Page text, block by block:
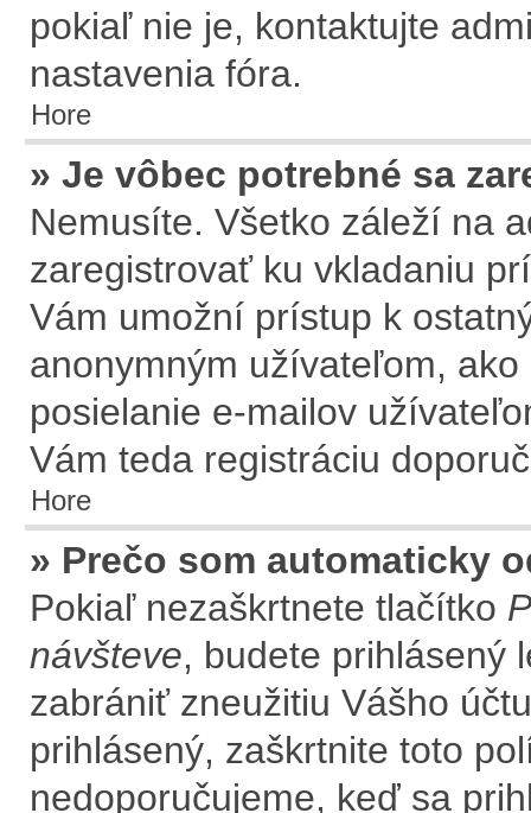
pokiaľ nie je, kontaktujte
nastavenia fóra.
Hore
» Je vôbec potrebné sa
Nemusíte. Všetko záleží na
zaregistrovať ku vkladaniu
Vám umožní prístup k
anonymným užívateľom,
posielanie e-mailov
Vám teda registráciu
Hore
» Prečo som automaticky
Pokiaľ nezaškrtnete tlačítko
návšteve, budete prihlásený
zabrániť zneužitiu Vášho
prihlásený, zaškrtnite toto
nedoporučujeme, keď sa